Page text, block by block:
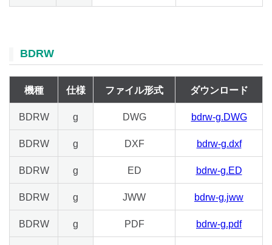
BDRW
機種 仕様 ファイル形式 ダウンロード
BDRW g DWG bdrw-g.DWG
BDRW g DXF bdrw-g.dxf
BDRW g ED bdrw-g.ED
BDRW g JWW bdrw-g.jww
BDRW g PDF bdrw-g.pdf